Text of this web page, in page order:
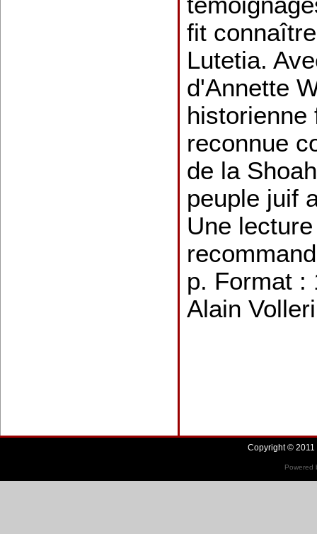
fit
Lutetia.
d'Annette
historienne
reconnue
de la
peuple juif
Une
p. Format :
Alain
Copyright © 2011
Powered